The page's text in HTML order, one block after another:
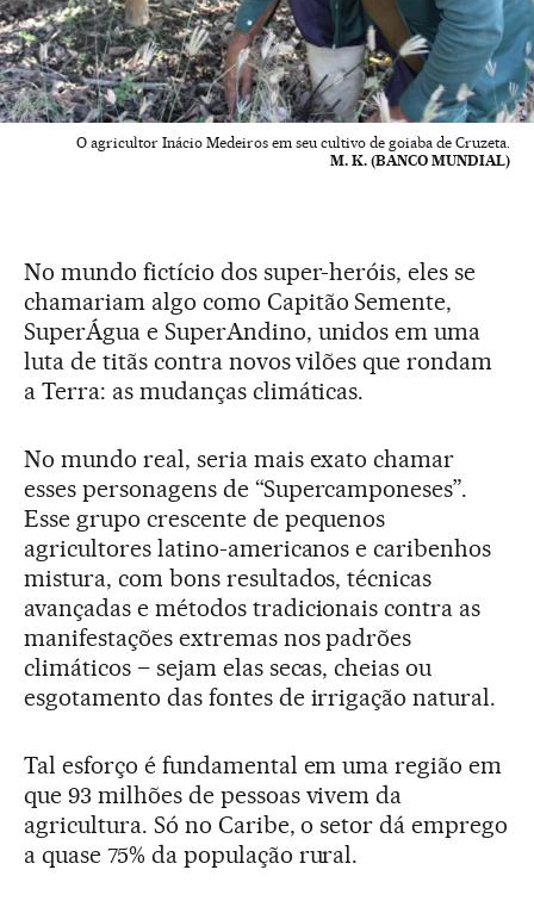
O agricultor Inácio Medeiros em seu cultivo de goiaba de Cruzeta.
M. K. (BANCO MUNDIAL)
No mundo fictício dos super-heróis, eles se
chamariam algo como Capitão Semente,
SuperÁgua e SuperAndino, unidos em uma
luta de titãs contra novos vilões que rondam
a Terra: as mudanças climáticas.
No mundo real, seria mais exato chamar
esses personagens de “Supercamponeses”.
Esse grupo crescente de pequenos
agricultores latino-americanos e caribenhos
mistura, com bons resultados, técnicas
avançadas e métodos tradicionais contra as
manifestações extremas nos padrões
climáticos – sejam elas secas, cheias ou
esgotamento das fontes de irrigação natural.
Tal esforço é fundamental em uma região em
que 93 milhões de pessoas vivem da
agricultura. Só no Caribe, o setor dá emprego
a quase 75% da população rural.